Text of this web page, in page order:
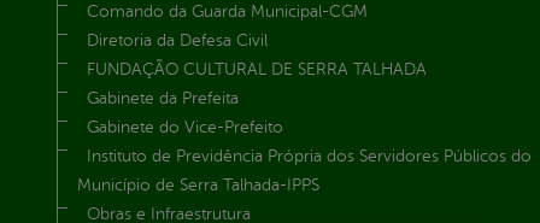
Comando da Guarda Municipal-CGM
Diretoria da Defesa Civil
FUNDAÇÃO CULTURAL DE SERRA TALHADA
Gabinete da Prefeita
Gabinete do Vice-Prefeito
Instituto de Previdência Própria dos Servidores Públicos do
Município de Serra Talhada-IPPS
Obras e Infraestrutura